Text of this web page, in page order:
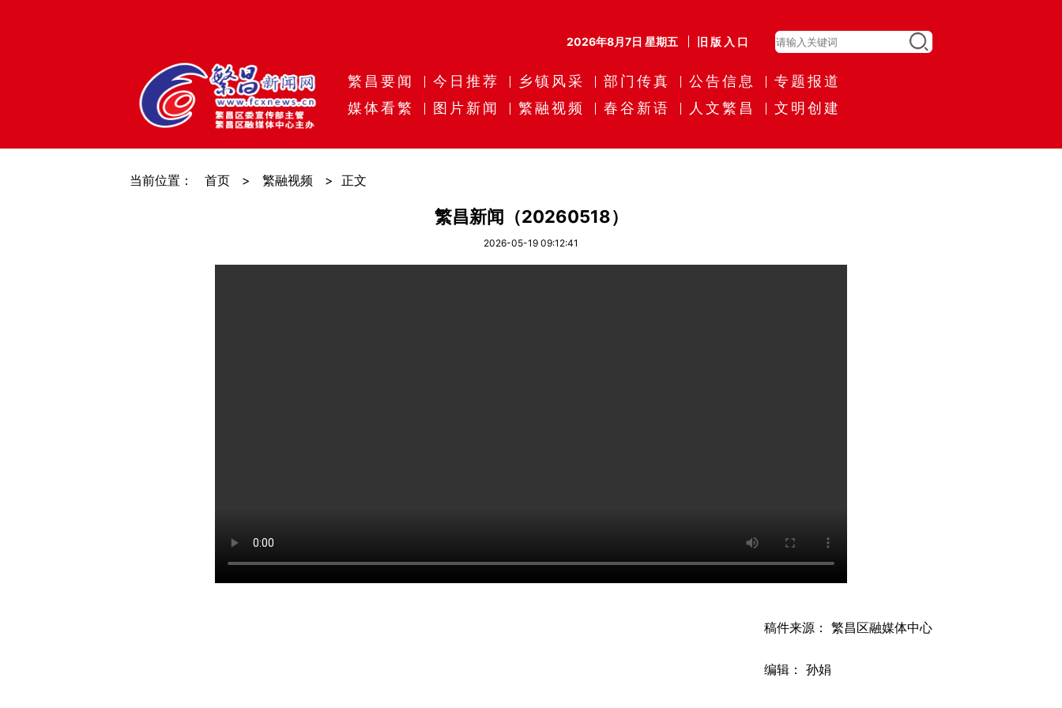
2026年8月7日 星期五 旧版入口
繁昌要闻 今日推荐 乡镇风采 部门传真 公告信息
专题报道
媒体看繁
图片新闻 繁融视频 春谷新语 人文繁昌 文明创建
当前位置： 首页 > 繁融视频 > 正文
繁昌新闻（20260518）
2026-05-19 09:12:41
稿件来源： 繁昌区融媒体中心
编辑： 孙娟